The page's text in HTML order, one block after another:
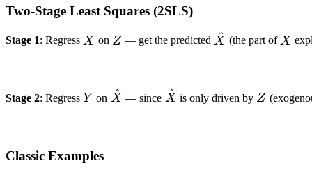
Two-Stage Least Squares (2SLS)
Stage 1: Regress X
X on Z
Z — get the predicted \hat{X}
X
^ (the part of X
X
Stage 2: Regress Y
Y on \hat{X}
X
^ — since \hat{X}
X
^ is only driven by Z
Z
Classic Examples